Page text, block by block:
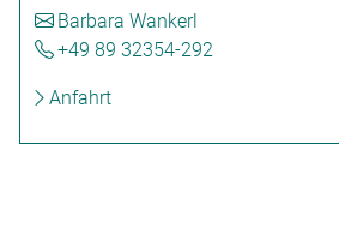
Barbara Wankerl
+49 89 32354-292
Anfahrt